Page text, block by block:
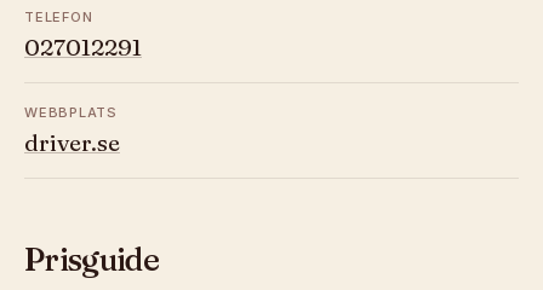
TELEFON
027012291
WEBBPLATS
driver.se
Prisguide